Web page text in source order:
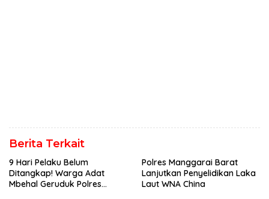
Berita Terkait
9 Hari Pelaku Belum
Ditangkap! Warga Adat
Mbehal Geruduk Polres
Polres Manggarai Barat
Lanjutkan Penyelidikan Laka
Laut WNA China